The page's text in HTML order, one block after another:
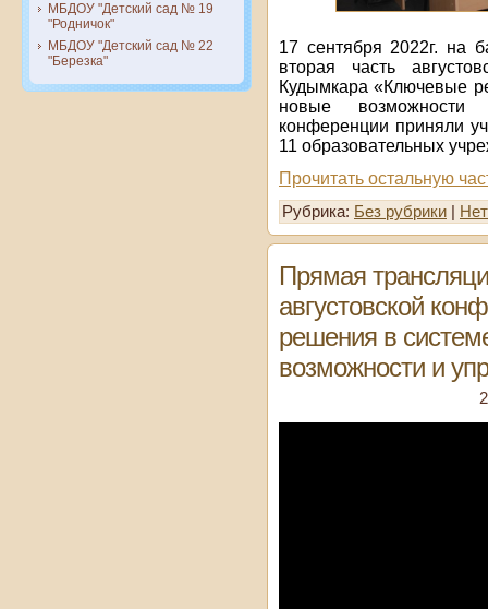
МБДОУ "Детский сад № 19
"Родничок"
МБДОУ "Детский сад № 22
"Березка"
17 сентября 2022г. на
вторая часть
Кудымкара «Ключевые
новые
конференции приняли
11 образовательных
Прочитать остальную
Рубрика: Без рубрики
Прямая
августовской
решения в
возможности и